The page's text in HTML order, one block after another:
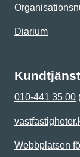
Diarium
Kundtjänst
010-441 35 00
Webbplatsen